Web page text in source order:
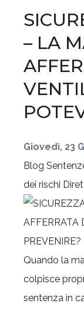
– LA
Giovedì, 23
Blog
dei rischi
Quando la
colpisce
sentenza in